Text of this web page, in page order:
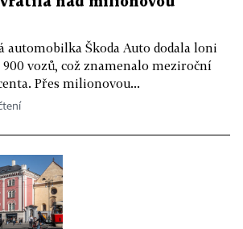
automobilka Škoda Auto dodala loni
900 vozů, což znamenalo meziroční
Přes milionovou...